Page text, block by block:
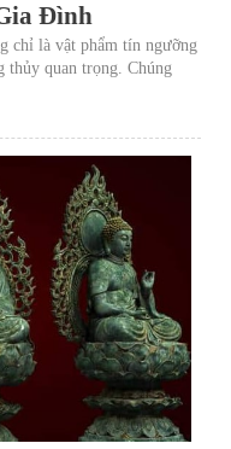
Đình
chỉ là vật phẩm tín ngưỡng
thủy quan trọng. Chúng